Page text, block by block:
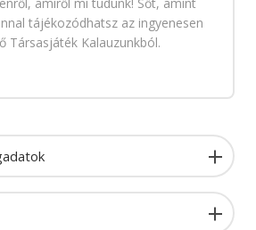
tájékozódhatsz az ingyenesen
Társasjáték Kalauzunkból.